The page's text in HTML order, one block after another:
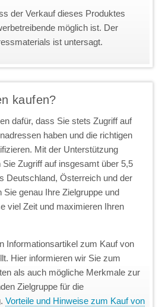
der Verkauf dieses Produktes
möglich ist. Der
ist untersagt.
kaufen?
dafür, dass Sie stets Zugriff auf
haben und die richtigen
Mit der Unterstützung
Zugriff auf insgesamt über 5,5
Deutschland, Österreich und der
genau Ihre Zielgruppe und
viel Zeit und maximieren Ihren
Informationsartikel zum Kauf von
Hier informieren wir Sie zum
als auch mögliche Merkmale zur
Zielgruppe für die
Vorteile und Hinweise zum Kauf von